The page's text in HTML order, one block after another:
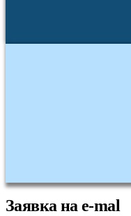
Заявка на e-mal